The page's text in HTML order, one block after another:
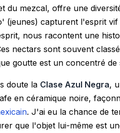
du mezcal, offre une
(jeunes) capturent l'esprit
nous racontent une
nectars sont souvent
goutte est un concentré de
doute la Clase Azul Negra,
en céramique noire,
. J'ai eu la chance de
que l'objet lui-même est